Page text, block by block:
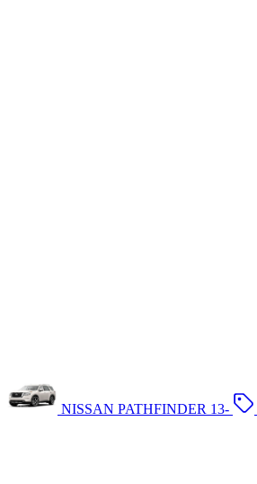
NISSAN PATHFINDER 13-